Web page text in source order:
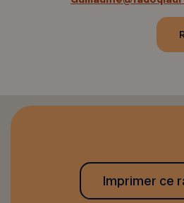
Imprimer ce